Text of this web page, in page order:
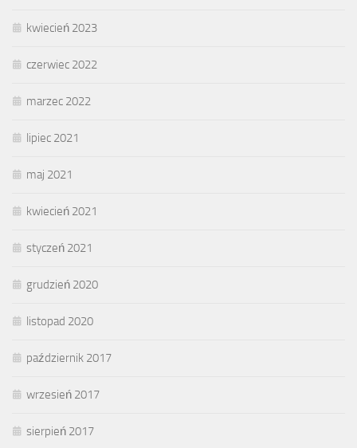
kwiecień 2023
czerwiec 2022
marzec 2022
lipiec 2021
maj 2021
kwiecień 2021
styczeń 2021
grudzień 2020
listopad 2020
październik 2017
wrzesień 2017
sierpień 2017